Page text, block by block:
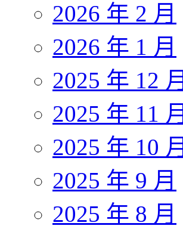
2026 年 2 月
2026 年 1 月
2025 年 12 月
2025 年 11 月
2025 年 10 月
2025 年 9 月
2025 年 8 月